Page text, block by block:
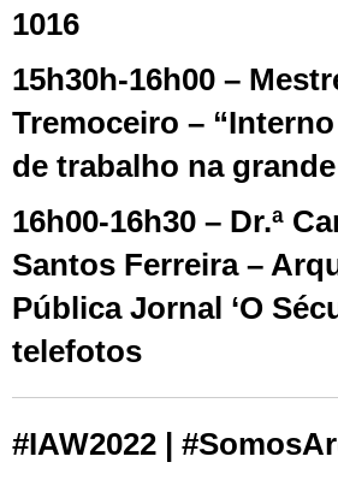
1016
15h30h-16h00 –
Tremoceiro –
de trabalho na
16h00-16h30 – Dr.ª
Santos Ferreira –
Pública Jornal ‘O
telefotos
#IAW2022 |